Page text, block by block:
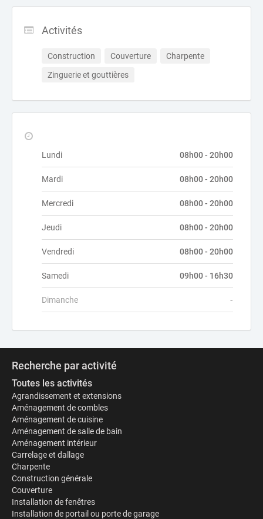
Activités
Construction Couverture
Charpente
Zinguerie et gouttières
Lundi 08h00 - 20h00
Mardi 08h00 - 20h00
Mercredi 08h00 - 20h00
Jeudi 08h00 - 20h00
Vendredi 08h00 - 20h00
Samedi 09h00 - 16h30
Dimanche -
Recherche par activité
Toutes les activités
Agrandissement et extensions
Aménagement de combles
Aménagement de cuisine
Aménagement de salle de bain
Aménagement intérieur
Carrelage et dallage
Charpente
Construction générale
Couverture
Installation de fenêtres
Installation de portail ou porte de garage